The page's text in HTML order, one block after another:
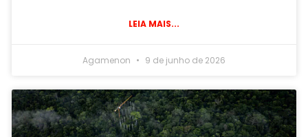
LEIA MAIS...
Agamenon 9 de junho de 2026